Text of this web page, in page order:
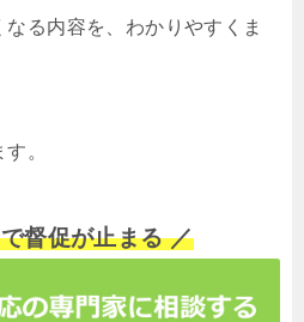
る内容を、わかりやすくま
。
督促が止まる ／